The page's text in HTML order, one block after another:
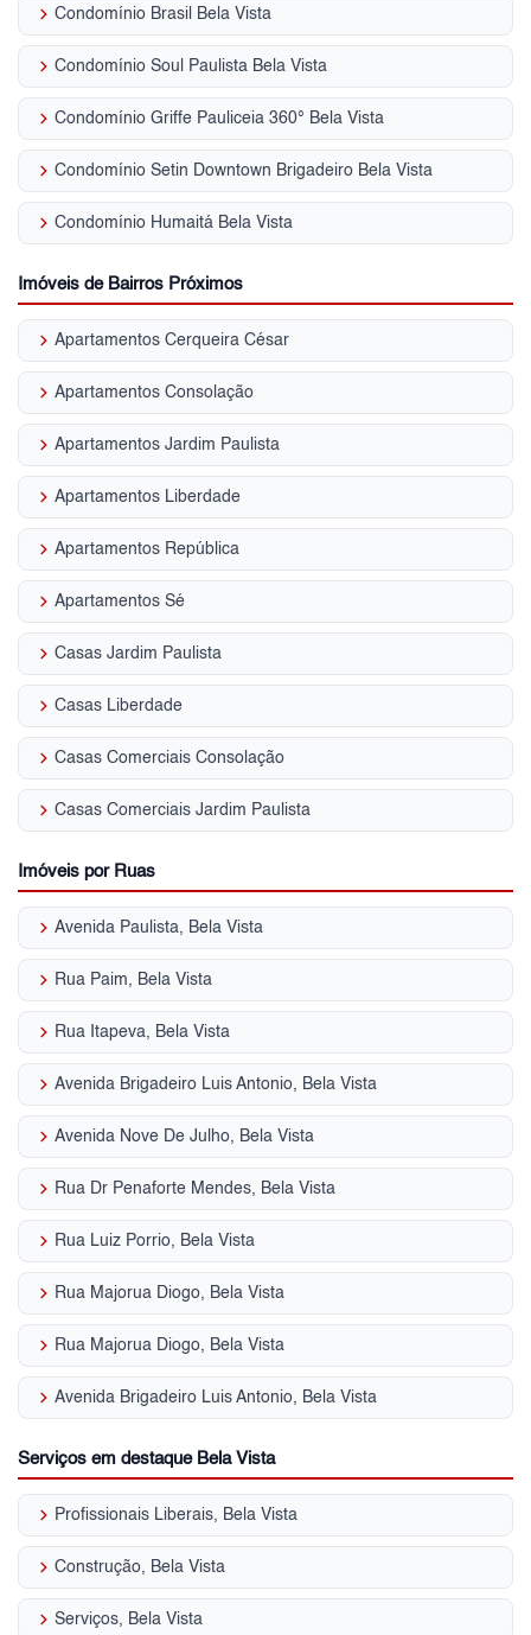
keyboard_arrow_right Condomínio Brasil Bela Vista
keyboard_arrow_right Condomínio Soul Paulista Bela Vista
keyboard_arrow_right Condomínio Griffe Pauliceia 360° Bela Vista
keyboard_arrow_right Condomínio Setin Downtown Brigadeiro Bela Vista
keyboard_arrow_right Condomínio Humaitá Bela Vista
Imóveis de Bairros Próximos
keyboard_arrow_right Apartamentos Cerqueira César
keyboard_arrow_right Apartamentos Consolação
keyboard_arrow_right Apartamentos Jardim Paulista
keyboard_arrow_right Apartamentos Liberdade
keyboard_arrow_right Apartamentos República
keyboard_arrow_right Apartamentos Sé
keyboard_arrow_right Casas Jardim Paulista
keyboard_arrow_right Casas Liberdade
keyboard_arrow_right Casas Comerciais Consolação
keyboard_arrow_right Casas Comerciais Jardim Paulista
Imóveis por Ruas
keyboard_arrow_right Avenida Paulista, Bela Vista
keyboard_arrow_right Rua Paim, Bela Vista
keyboard_arrow_right Rua Itapeva, Bela Vista
keyboard_arrow_right Avenida Brigadeiro Luis Antonio, Bela Vista
keyboard_arrow_right Avenida Nove De Julho, Bela Vista
keyboard_arrow_right Rua Dr Penaforte Mendes, Bela Vista
keyboard_arrow_right Rua Luiz Porrio, Bela Vista
keyboard_arrow_right Rua Majorua Diogo, Bela Vista
keyboard_arrow_right Rua Majorua Diogo, Bela Vista
keyboard_arrow_right Avenida Brigadeiro Luis Antonio, Bela Vista
Serviços em destaque Bela Vista
keyboard_arrow_right Profissionais Liberais, Bela Vista
keyboard_arrow_right Construção, Bela Vista
keyboard_arrow_right Serviços, Bela Vista